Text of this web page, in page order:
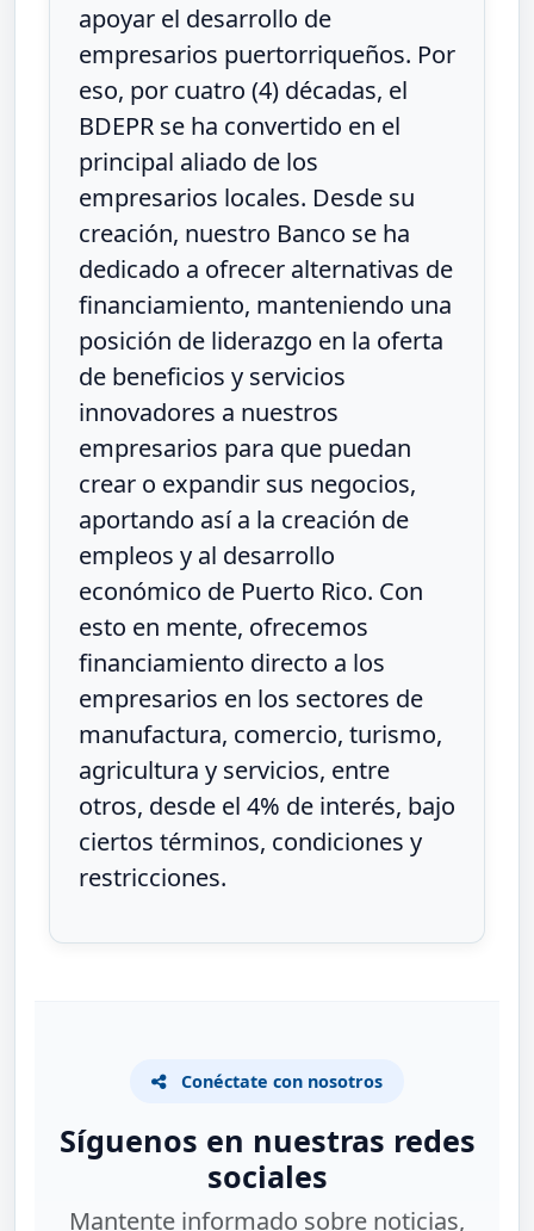
apoyar el desarrollo de
empresarios puertorriqueños. Por
eso, por cuatro (4) décadas, el
BDEPR se ha convertido en el
principal aliado de los
empresarios locales. Desde su
creación, nuestro Banco se ha
dedicado a ofrecer alternativas de
financiamiento, manteniendo una
posición de liderazgo en la oferta
de beneficios y servicios
innovadores a nuestros
empresarios para que puedan
crear o expandir sus negocios,
aportando así a la creación de
empleos y al desarrollo
económico de Puerto Rico. Con
esto en mente, ofrecemos
financiamiento directo a los
empresarios en los sectores de
manufactura, comercio, turismo,
agricultura y servicios, entre
otros, desde el 4% de interés, bajo
ciertos términos, condiciones y
restricciones.
Conéctate con nosotros
Síguenos en nuestras redes
sociales
Mantente informado sobre noticias,